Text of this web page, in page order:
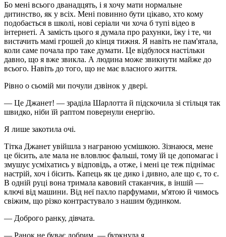
Бо мені всього дванадцять, і я хочу мати нормальне
дитинство, як у всіх. Мені повинно бути цікаво, хто кому
подобається в школі, нові серіали чи хоча б тупі відео в
інтернеті. А замість цього я думала про рахунки, їжу і те, чи
вистачить мамі грошей до кінця тижня. Я навіть не пам'ятала,
коли саме почала про таке думати. Це відбулося настільки
давно, що я вже звикла. А людина може звикнути майже до
всього. Навіть до того, що не має власного життя.
Рівно о сьомій ми почули дзвінок у двері.
— Це Джанет! — зраділа Шарлотта й підскочила зі стільця так
швидко, ніби їй раптом повернули енергію.
Я лише закотила очі.
Тітка Джанет увійшла з награною усмішкою. Зізнаюся, мене
це бісить, але мала не вловлює фальші, тому їй це допомагає і
змушує усміхатись у відповідь, а отже, і мені це теж піднімає
настрій, хоч і бісить. Капець як це дико і дивно, але що є, то є.
В одній руці вона тримала кавовий стаканчик, в іншій —
ключі від машини. Від неї пахло парфумами, м'ятою й чимось
свіжим, що різко контрастувало з нашим будинком.
— Доброго ранку, дівчата.